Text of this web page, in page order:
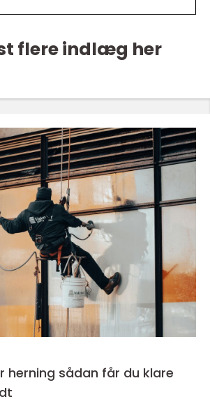
flere indlæg her
får du klare